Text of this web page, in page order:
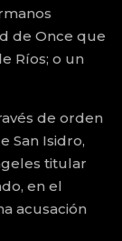
de Once que
Ríos; o un
de orden
San Isidro,
titular
en el
acusación